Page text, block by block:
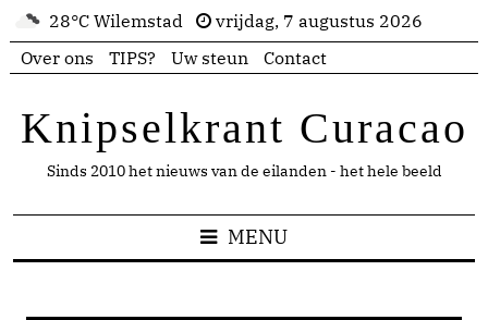
28°C Wilemstad
vrijdag, 7 augustus 2026
Over ons
TIPS? Uw steun Contact
Knipselkrant Curacao
Sinds 2010 het nieuws van de eilanden - het hele beeld
MENU